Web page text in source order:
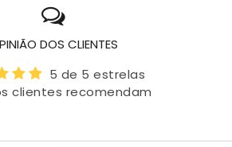
DOS CLIENTES
5 de 5 estrelas
clientes recomendam